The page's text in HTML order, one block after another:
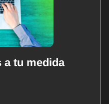
a tu medida